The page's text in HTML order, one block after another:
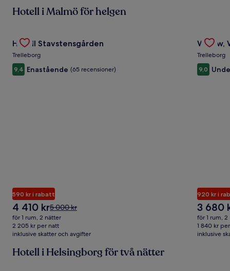
information
Hotell i Malmö för helgen
Gallery
Carousel
Hotell Stavstensgården
Trelleborg
9,4 Enastående (65 recensioner)
590 kr i rabatt
Priset
är
4 410 kr
4 410 krPriset
var
5 000 kr,
se
information
5 000 kr
för 1 rum, 2 nätter
2 205 kr per natt
inklusive skatter och avgifter
Gallery
Willow,
Trelleborg
9,0
920 kr i
Priset
är
3 680 kr
3 680
för 1 rum,
1 840 kr
inklusive
Hotell i Helsingborg för två nätter